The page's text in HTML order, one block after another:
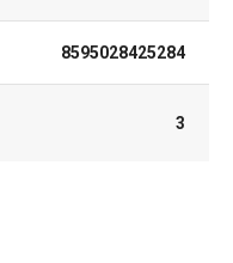
8595028425284
3